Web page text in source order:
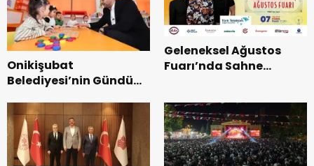
Onikişubat
Belediyesi’nin Gündüz
dönemin ön kayıtları
başladı.
Geleneksel Ağustos
Fuarı’nda Sahne